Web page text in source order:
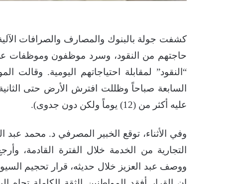
كشفت جولة بالبنوك والمصارف والصرافات
حاجتهم من النقود، وسرد موظفون
“النقود” لمقابلة احتياجاتهم اليومية.
السابعة صباحاً وظللت افترش الأرض حتى
عليه أكثر من (12) يوماً ولكن دون جدوى).
وفي الأثناء، توقع الخبير المصرفي د. محمد
التجارية من الخدمة خلال الفترة القادمة،
ووصف عبد العزيز خلال حديثه، قرار تحجيم